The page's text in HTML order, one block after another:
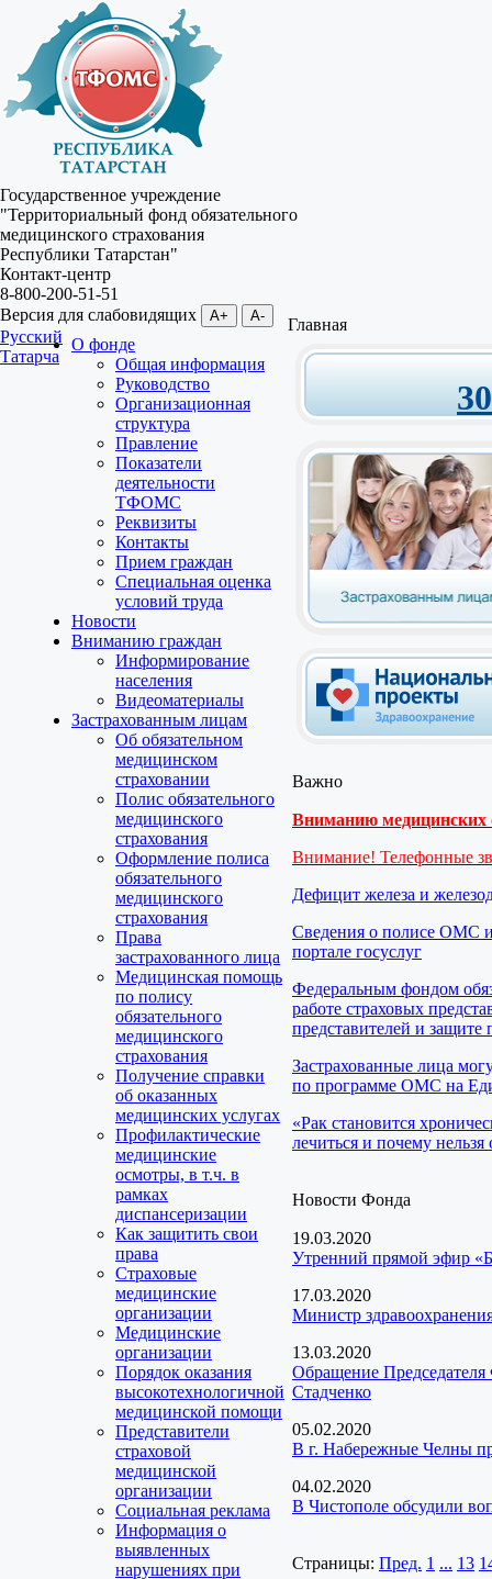
Государственное учреждение
"Территориальный фонд обязательного
медицинского страхования
Республики Татарстан"
Контакт-центр
8-800-200-51-51
Версия для слабовидящих
A+ A-
Русский
Татарча
О фонде
Общая информация
Руководство
Организационная
структура
Правление
Показатели
деятельности
ТФОМС
Реквизиты
Контакты
Прием граждан
Специальная оценка
условий труда
Новости
Вниманию граждан
Информирование
населения
Видеоматериалы
Застрахованным лицам
Об обязательном
медицинском
страховании
Полис обязательного
медицинского
страхования
Оформление полиса
обязательного
медицинского
страхования
Права
застрахованного лица
Медицинская помощь
по полису
обязательного
медицинского
страхования
Получение справки
об оказанных
медицинских услугах
Профилактические
медицинские
осмотры, в т.ч. в
рамках
диспансеризации
Как защитить свои
права
Страховые
медицинские
организации
Медицинские
организации
Порядок оказания
высокотехнологичной
медицинской помощи
Представители
страховой
медицинской
организации
Социальная реклама
Информация о
выявленных
нарушениях при
Главная
Важно
Вниманию медицинских
Внимание! Телефонные
Дефицит железа и
Сведения о полисе ОМС
портале госуслуг
Федеральным фондом
работе страховых
представителей и защите
Застрахованные лица
по программе ОМС на
«Рак становится
лечиться и почему нельзя
Новости Фонда
19.03.2020
Утренний прямой эфир
17.03.2020
Министр
13.03.2020
Обращение Председателя
Стадченко
05.02.2020
В г. Набережные Челны
04.02.2020
В Чистополе обсудили
Страницы: Пред. 1 ... 13